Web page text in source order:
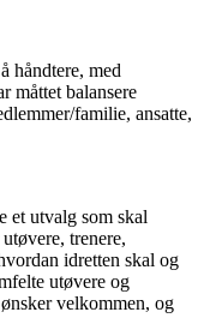
håndtere, med
måttet balansere
familie, ansatte,
et utvalg som skal
trenere,
idretten skal og
utøvere og
velkommen, og